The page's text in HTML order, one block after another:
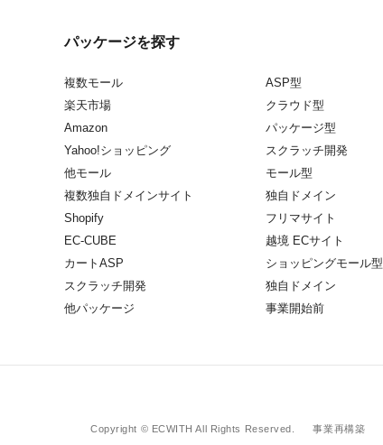
パッケージを探す
複数モール
楽天市場
Amazon
Yahoo!ショッピング
他モール
複数独自ドメインサイト
Shopify
EC-CUBE
カートASP
スクラッチ開発
他パッケージ
ASP型
クラウド型
パッケージ型
スクラッチ開発
モール型
独自ドメイン
フリマサイト
越境 ECサイト
ショッピングモール型
独自ドメイン
事業開始前
Copyright © ECWITH All Rights Reserved. 事業再構築